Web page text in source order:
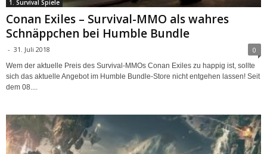
1. Survival Spiele
Conan Exiles – Survival-MMO als wahres
Schnäppchen bei Humble Bundle
- 31. Juli 2018 0
Wem der aktuelle Preis des Survival-MMOs Conan Exiles zu happig ist, sollte
sich das aktuelle Angebot im Humble Bundle-Store nicht entgehen lassen! Seit
dem 08....